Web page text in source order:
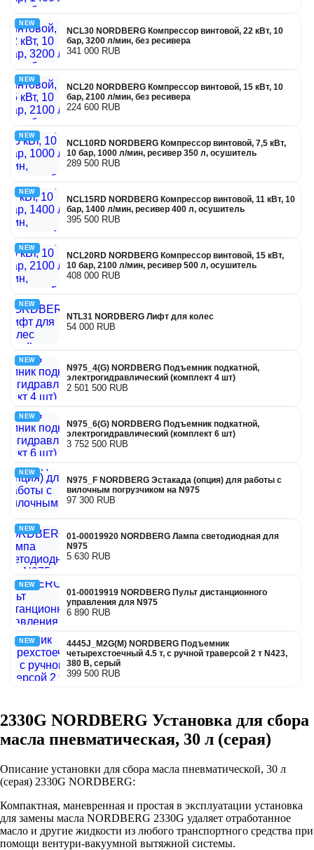
NEW
NCL30 NORDBERG Компрессор винтовой, 22 кВт, 10
бар, 3200 л/мин, без ресивера
341 000 RUB
NEW
NCL20 NORDBERG Компрессор винтовой, 15 кВт, 10
бар, 2100 л/мин, без ресивера
224 600 RUB
NEW
NCL10RD NORDBERG Компрессор винтовой, 7,5 кВт,
10 бар, 1000 л/мин, ресивер 350 л, осушитель
289 500 RUB
NEW
NCL15RD NORDBERG Компрессор винтовой, 11 кВт, 10
бар, 1400 л/мин, ресивер 400 л, осушитель
395 500 RUB
NEW
NCL20RD NORDBERG Компрессор винтовой, 15 кВт,
10 бар, 2100 л/мин, ресивер 500 л, осушитель
408 000 RUB
NEW
NTL31 NORDBERG Лифт для колес
54 000 RUB
NEW
N975_4(G) NORDBERG Подъемник подкатной,
электрогидравлический (комплект 4 шт)
2 501 500 RUB
NEW
N975_6(G) NORDBERG Подъемник подкатной,
электрогидравлический (комплект 6 шт)
3 752 500 RUB
NEW
N975_F NORDBERG Эстакада (опция) для работы с
вилочным погрузчиком на N975
97 300 RUB
NEW
01-00019920 NORDBERG Лампа светодиодная для
N975
5 630 RUB
NEW
01-00019919 NORDBERG Пульт дистанционного
управления для N975
6 890 RUB
NEW
4445J_M2G(M) NORDBERG Подъемник
четырехстоечный 4.5 т, с ручной траверсой 2 т N423,
380 В, серый
399 500 RUB
2330G NORDBERG Установка для сбора
масла пневматическая, 30 л (серая)
Описание установки для сбора масла пневматической, 30 л
(серая) 2330G NORDBERG:
Компактная, маневренная и простая в эксплуатации установка
для замены масла NORDBERG 2330G удаляет отработанное
масло и другие жидкости из любого транспортного средства при
помощи вентури-вакуумной вытяжной системы.